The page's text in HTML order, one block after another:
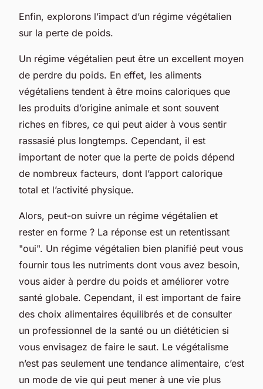
Enfin, explorons l’impact d’un régime végétalien
sur la perte de poids.
Un régime végétalien peut être un excellent moyen
de perdre du poids. En effet, les aliments
végétaliens tendent à être moins caloriques que
les produits d’origine animale et sont souvent
riches en fibres, ce qui peut aider à vous sentir
rassasié plus longtemps. Cependant, il est
important de noter que la perte de poids dépend
de nombreux facteurs, dont l’apport calorique
total et l’activité physique.
Alors, peut-on suivre un régime végétalien et
rester en forme ? La réponse est un retentissant
"oui". Un régime végétalien bien planifié peut vous
fournir tous les nutriments dont vous avez besoin,
vous aider à perdre du poids et améliorer votre
santé globale. Cependant, il est important de faire
des choix alimentaires équilibrés et de consulter
un professionnel de la santé ou un diététicien si
vous envisagez de faire le saut. Le végétalisme
n’est pas seulement une tendance alimentaire, c’est
un mode de vie qui peut mener à une vie plus